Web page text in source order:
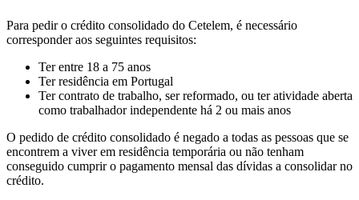
Para pedir o crédito consolidado do Cetelem, é necessário
corresponder aos seguintes requisitos:
Ter entre 18 a 75 anos
Ter residência em Portugal
Ter contrato de trabalho, ser reformado, ou ter atividade aberta
como trabalhador independente há 2 ou mais anos
O pedido de crédito consolidado é negado a todas as pessoas que se
encontrem a viver em residência temporária ou não tenham
conseguido cumprir o pagamento mensal das dívidas a consolidar no
crédito.